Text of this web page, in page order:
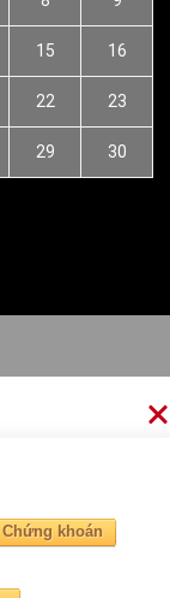
15 16
22 23
29 30
Chứng khoán